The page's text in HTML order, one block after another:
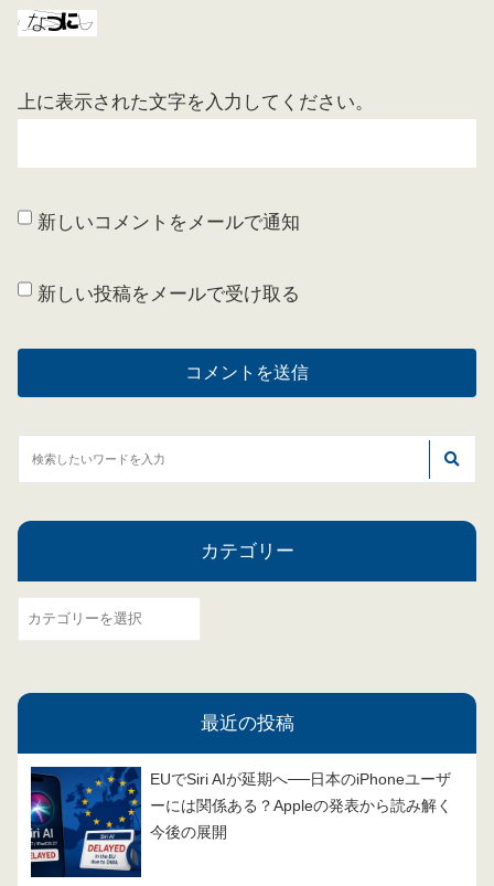
上に表示された文字を入力してください。
新しいコメントをメールで通知
新しい投稿をメールで受け取る
カテゴリー
カ
リ
最近の投稿
EUでSiri AIが延期へ──日本のiPhoneユーザ
ーには関係ある？Appleの発表から読み解く
今後の展開